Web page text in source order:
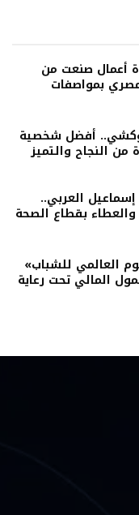
أعمال صنعت من
بمواصفات
أفضل شخصية
العربي..
بقطاع الصحة
العالمي للشباب»
المالي تحت رعاية